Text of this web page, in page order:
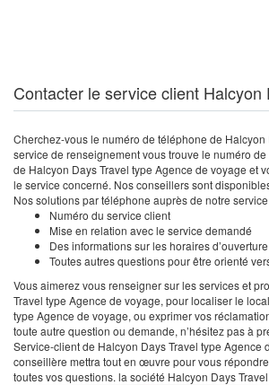
Contacter le service client Halcyon
Cherchez-vous le numéro de téléphone de Halcyon
service de renseignement vous trouve le numéro
de Halcyon Days Travel type Agence de voyage et
le service concerné. Nos conseillers sont
Nos solutions par téléphone auprès de notre
Numéro du service client
Mise en relation avec le service demandé
Des informations sur les horaires d’ouverture
Toutes autres questions pour être orienté
Vous aimerez vous renseigner sur les services et
Travel type Agence de voyage, pour localiser le
type Agence de voyage, ou exprimer vos
toute autre question ou demande, n’hésitez pas à
Service-client de Halcyon Days Travel type Agence
conseillère mettra tout en œuvre pour vous
toutes vos questions. la société Halcyon Days